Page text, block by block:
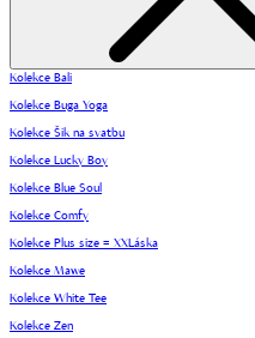
Kolekce Bali
Kolekce Buga Yoga
Kolekce Šik na svatbu
Kolekce Lucky Boy
Kolekce Blue Soul
Kolekce Comfy
Kolekce Plus size = XXLáska
Kolekce Mawe
Kolekce White Tee
Kolekce Zen